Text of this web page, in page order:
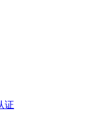
证